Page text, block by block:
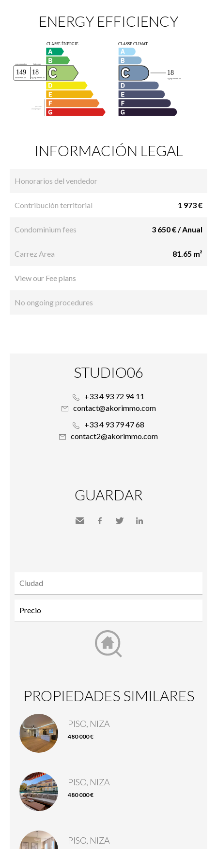
ENERGY EFFICIENCY
INFORMACIÓN LEGAL
Honorarios del vendedor
Contribución territorial 1 973 €
Condominium fees 3 650 € / Anual
Carrez Area 81.65 m²
View our Fee plans
No ongoing procedures
STUDIO06
+33 4 93 72 94 11
contact@akorimmo.com
+33 4 93 79 47 68
contact2@akorimmo.com
GUARDAR
PROPIEDADES SIMILARES
PISO, NIZA
480 000 €
PISO, NIZA
480 000 €
PISO, NIZA